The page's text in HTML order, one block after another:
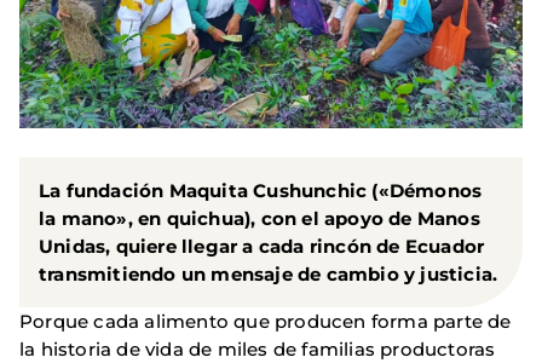
La fundación Maquita Cushunchic («Démonos
la mano», en quichua), con el apoyo de Manos
Unidas, quiere llegar a cada rincón de Ecuador
transmitiendo un mensaje de cambio y justicia.
Porque cada alimento que producen forma parte de
la historia de vida de miles de familias productoras